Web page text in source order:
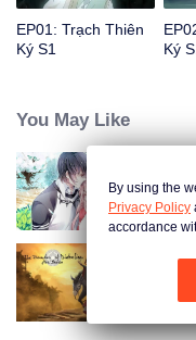
EP01: Trạch Thiên
Ký S1
Ký
You May Like
By using the
Privacy Policy
accordance